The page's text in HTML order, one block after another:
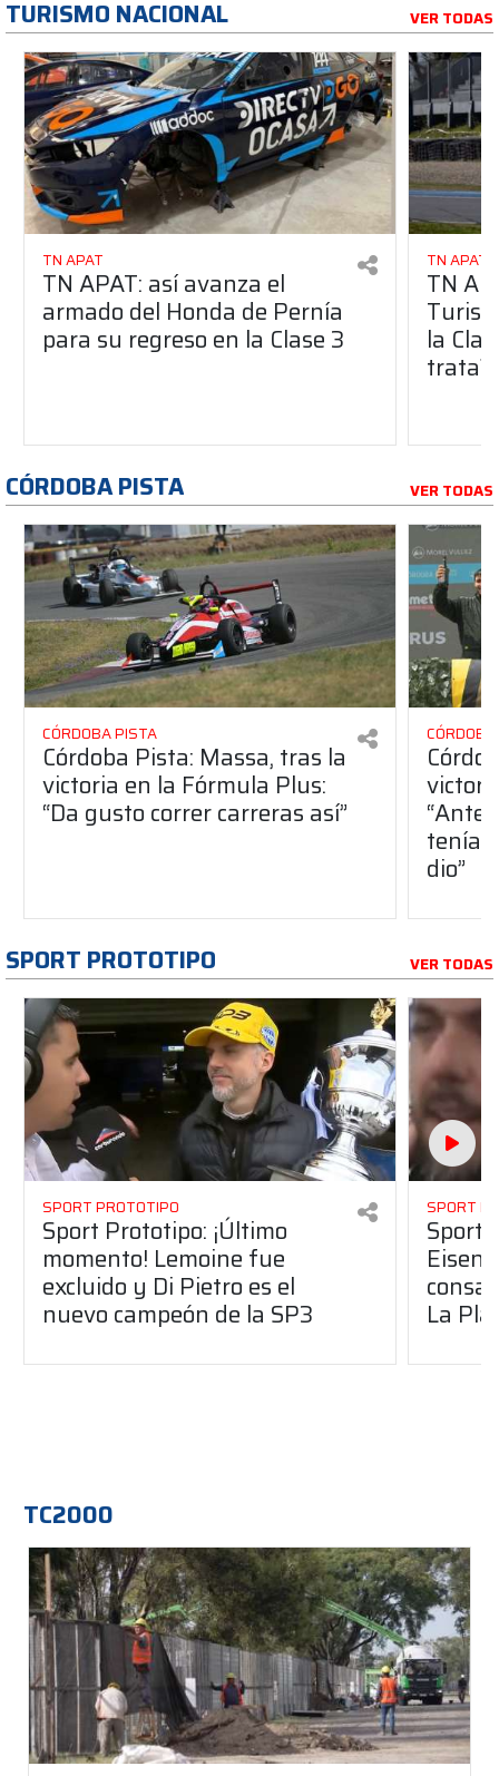
TURISMO NACIONAL VER TODAS
TN APAT
TN APAT: así avanza el
armado del Honda de Pernía
para su regreso en la Clase 3
TN APAT
TN
la
trata?
CÓRDOBA PISTA VER TODAS
CÓRDOBA PISTA
Córdoba Pista: Massa, tras la
victoria en la Fórmula Plus:
“Da gusto correr carreras así”
dio”
SPORT PROTOTIPO VER TODAS
SPORT PROTOTIPO
Sport Prototipo: ¡Último
momento! Lemoine fue
excluido y Di Pietro es el
nuevo campeón de la SP3
SPORT
Sport
La
TC2000